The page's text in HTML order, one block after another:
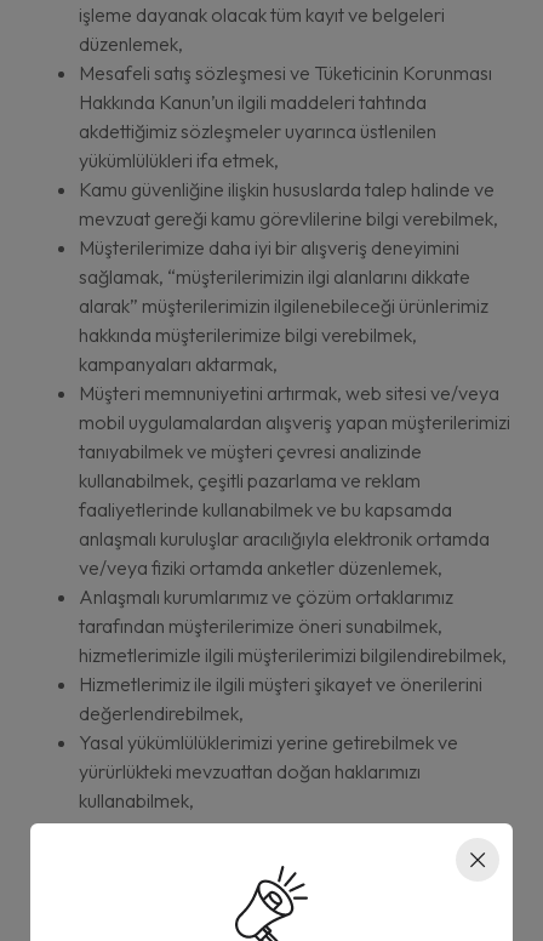
işleme dayanak olacak tüm kayıt ve belgeleri
düzenlemek,
Mesafeli satış sözleşmesi ve Tüketicinin Korunması
Hakkında Kanun’un ilgili maddeleri tahtında
akdettiğimiz sözleşmeler uyarınca üstlenilen
yükümlülükleri ifa etmek,
Kamu güvenliğine ilişkin hususlarda talep halinde ve
mevzuat gereği kamu görevlilerine bilgi verebilmek,
Müşterilerimize daha iyi bir alışveriş deneyimini
sağlamak, “müşterilerimizin ilgi alanlarını dikkate
alarak” müşterilerimizin ilgilenebileceği ürünlerimiz
hakkında müşterilerimize bilgi verebilmek,
kampanyaları aktarmak,
Müşteri memnuniyetini artırmak, web sitesi ve/veya
mobil uygulamalardan alışveriş yapan müşterilerimizi
tanıyabilmek ve müşteri çevresi analizinde
kullanabilmek, çeşitli pazarlama ve reklam
faaliyetlerinde kullanabilmek ve bu kapsamda
anlaşmalı kuruluşlar aracılığıyla elektronik ortamda
ve/veya fiziki ortamda anketler düzenlemek,
Anlaşmalı kurumlarımız ve çözüm ortaklarımız
tarafından müşterilerimize öneri sunabilmek,
hizmetlerimizle ilgili müşterilerimizi bilgilendirebilmek,
Hizmetlerimiz ile ilgili müşteri şikayet ve önerilerini
değerlendirebilmek,
Yasal yükümlülüklerimizi yerine getirebilmek ve
yürürlükteki mevzuattan doğan haklarımızı
kullanabilmek,
Nice Teknoloji ile paylaşılan kişisel veriler, Nice Teknoloji
gözetimi ve kontrolü altındadır. Nice Teknoloji, yürürlükteki